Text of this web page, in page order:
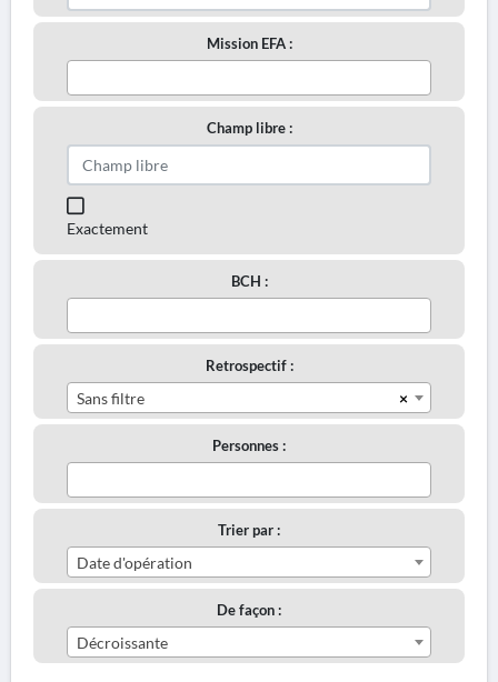
Mission EFA :
Champ libre :
Exactement
BCH :
Retrospectif :
×
Sans filtre
Personnes :
Trier par :
Date d'opération
De façon :
Décroissante